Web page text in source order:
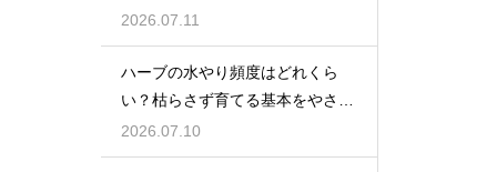
2026.07.11
ハーブの水やり頻度はどれくら
い？枯らさず育てる基本をやさし
く紹介
2026.07.10